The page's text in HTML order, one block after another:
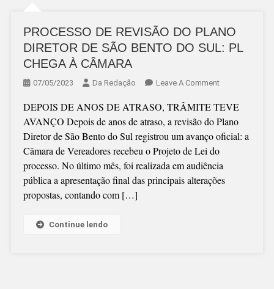
PROCESSO DE REVISÃO DO PLANO
DIRETOR DE SÃO BENTO DO SUL: PL
CHEGA À CÂMARA
07/05/2023 Da Redação Leave A CommentOn
DE
REVISÃO
DO
PLANO
DIRETOR
DE
DEPOIS DE ANOS DE ATRASO, TRÂMITE TEVE
AVANÇO Depois de anos de atraso, a revisão do Plano
Diretor de São Bento do Sul registrou um avanço oficial: a
Câmara de Vereadores recebeu o Projeto de Lei do
processo. No último mês, foi realizada em audiência
pública a apresentação final das principais alterações
propostas, contando com […]
Continue lendo